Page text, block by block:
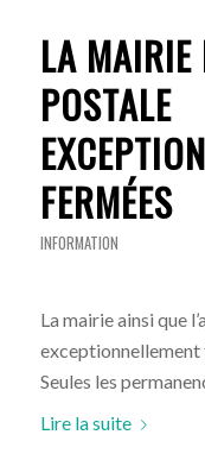
LA MAIRIE
POSTALE
FERMÉES
INFORMATION
La mairie ainsi que
exceptionnellement
Seules les
Lire la suite